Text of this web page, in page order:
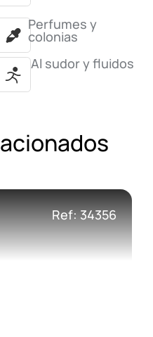
Perfumes y
colonias
Al sudor y fluidos
Ref: 34356